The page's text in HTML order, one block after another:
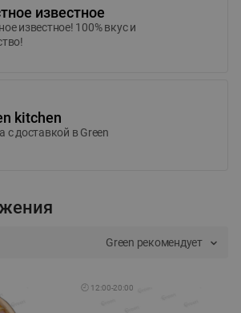
известное
известное! 100% вкус и
kitchen
c доставкой в Green
Green рекомендует
🕘 12:00-20:00